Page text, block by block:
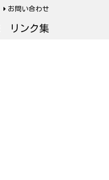
お問い合わせ
リンク集